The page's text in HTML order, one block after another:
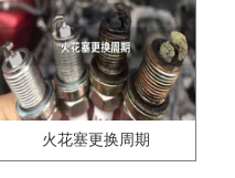
火花塞更换周期